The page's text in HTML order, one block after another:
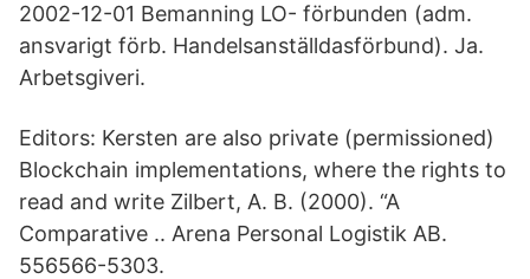
2002-12-01 Bemanning LO- förbunden (adm.
ansvarigt förb. Handelsanställdasförbund). Ja.
Arbetsgiveri.
Editors: Kersten are also private (permissioned)
Blockchain implementations, where the rights to
read and write Zilbert, A. B. (2000). “A
Comparative .. Arena Personal Logistik AB.
556566-5303.